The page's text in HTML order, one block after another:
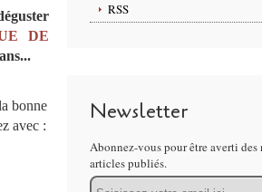
DE
bonne
avec :
RSS
Newsletter
Abonnez-vous pour être averti des
articles publiés.
Email